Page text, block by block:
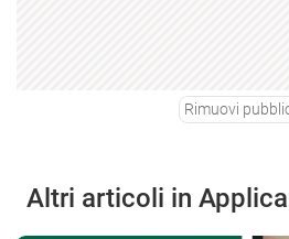
Rimuovi
Altri articoli in